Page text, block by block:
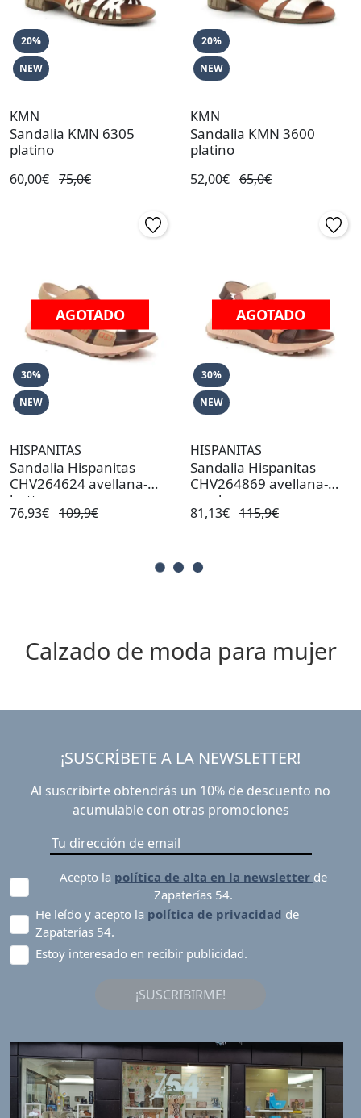
20%
NEW
KMN
Sandalia KMN 6305
platino
60,00€ 75,0€
20%
NEW
KMN
Sandalia KMN 3600
platino
52,00€ 65,0€
30%
NEW
AGOTADO
HISPANITAS
Sandalia Hispanitas
CHV264624 avellana-
butter
76,93€ 109,9€
30%
NEW
AGOTADO
HISPANITAS
Sandalia Hispanitas
CHV264869 avellana-
coral
81,13€ 115,9€
Calzado de moda para mujer
¡SUSCRÍBETE A LA NEWSLETTER!
Al suscribirte obtendrás un 10% de descuento no
acumulable con otras promociones
Acepto la política de alta en la newsletter de
Zapaterías 54.
He leído y acepto la política de privacidad de
Zapaterías 54.
Estoy interesado en recibir publicidad.
¡SUSCRIBIRME!